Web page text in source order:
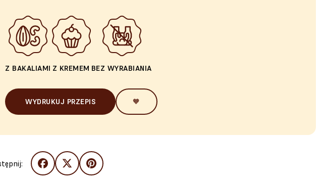
Z BAKALIAMI Z KREMEM BEZ WYRABIANIA
WYDRUKUJ PRZEPIS 🧡